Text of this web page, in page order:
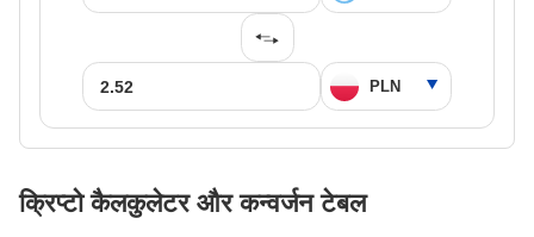
क्रिप्टो कैलकुलेटर और कन्वर्जन टेबल